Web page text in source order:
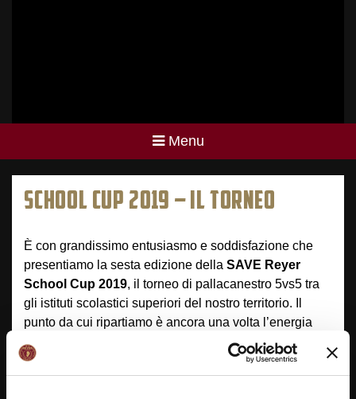
Menu
SCHOOL CUP 2019 – IL TORNEO
È con grandissimo entusiasmo e soddisfazione che
presentiamo la sesta edizione della SAVE Reyer
School Cup 2019, il torneo di pallacanestro 5vs5 tra
gli istituti scolastici superiori del nostro territorio. Il
punto da cui ripartiamo è ancora una volta l’energia
degli oltre 3.000 studenti che hanno riempito il
Taliercio in occasione delle Final Four della passata
edizione: una mattinata di aggregazione, sport e